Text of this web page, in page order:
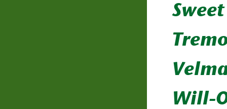
Will-